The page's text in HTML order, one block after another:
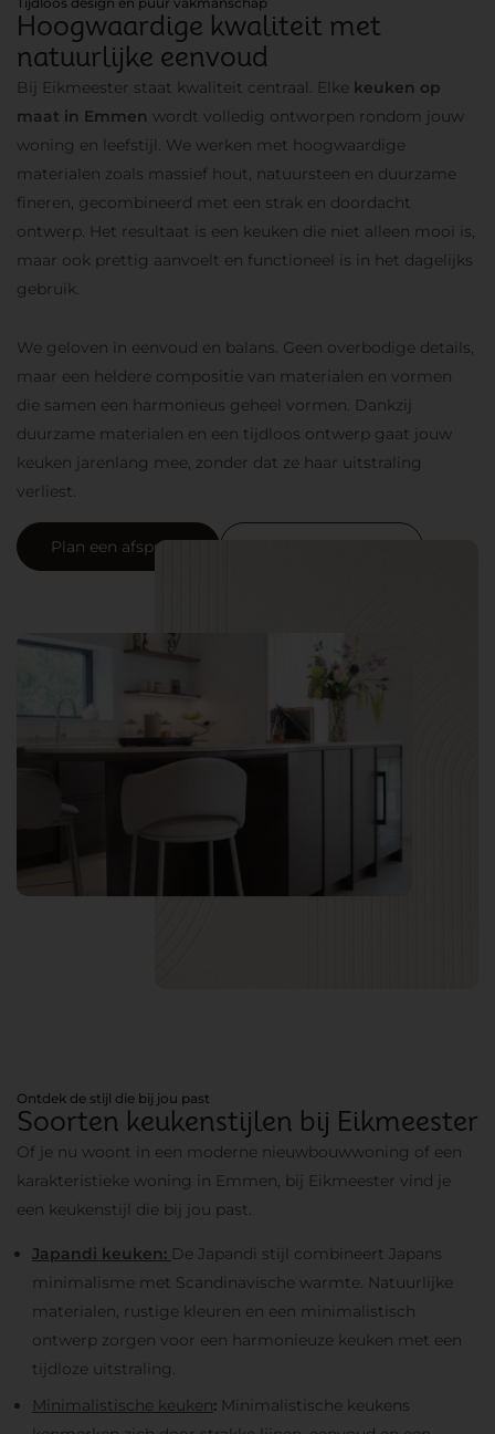
Hoogwaardige kwaliteit met
natuurlijke eenvoud
Bij Eikmeester staat kwaliteit centraal. Elke keuken op
maat in Emmen wordt volledig ontworpen rondom jouw
woning en leefstijl. We werken met hoogwaardige
materialen zoals massief hout, natuursteen en duurzame
fineren, gecombineerd met een strak en doordacht
ontwerp. Het resultaat is een keuken die niet alleen mooi is,
maar ook prettig aanvoelt en functioneel is in het dagelijks
gebruik.
We geloven in eenvoud en balans. Geen overbodige details,
maar een heldere compositie van materialen en vormen
die samen een harmonieus geheel vormen. Dankzij
duurzame materialen en een tijdloos ontwerp gaat jouw
keuken jarenlang mee, zonder dat ze haar uitstraling
verliest.
Plan een afspraak
Ontdek de stijl die bij jou past
Soorten keukenstijlen bij Eikmeester
Of je nu woont in een moderne nieuwbouwwoning of een
karakteristieke woning in Emmen, bij Eikmeester vind je
een keukenstijl die bij jou past.
Japandi keuken: De Japandi stijl combineert Japans
minimalisme met Scandinavische warmte. Natuurlijke
materialen, rustige kleuren en een minimalistisch
ontwerp zorgen voor een harmonieuze keuken met een
tijdloze uitstraling.
Minimalistische keuken: Minimalistische keukens